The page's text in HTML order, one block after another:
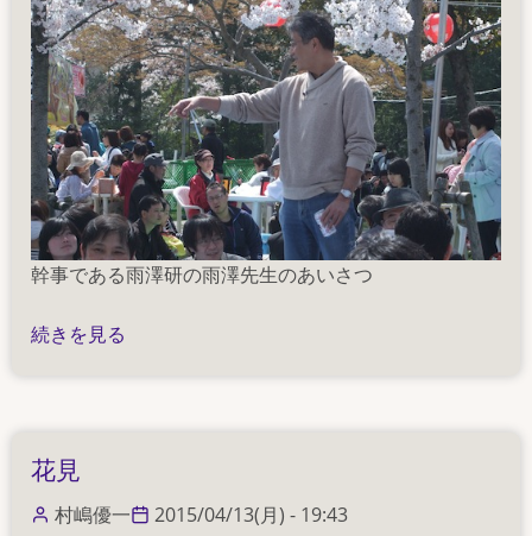
幹事である雨澤研の雨澤先生のあいさつ
固
ニ
ク
ス
続きを見る
花見
村嶋優一
2015/04/13(月) - 19:43